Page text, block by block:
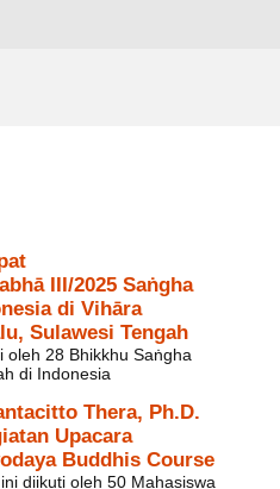
III/2025 Saṅgha
di Vihāra
Sulawesi Tengah
oleh 28 Bhikkhu Saṅgha
di Indonesia
Thera, Ph.D.
Upacara
Buddhis Course
diikuti oleh 50 Mahasiswa